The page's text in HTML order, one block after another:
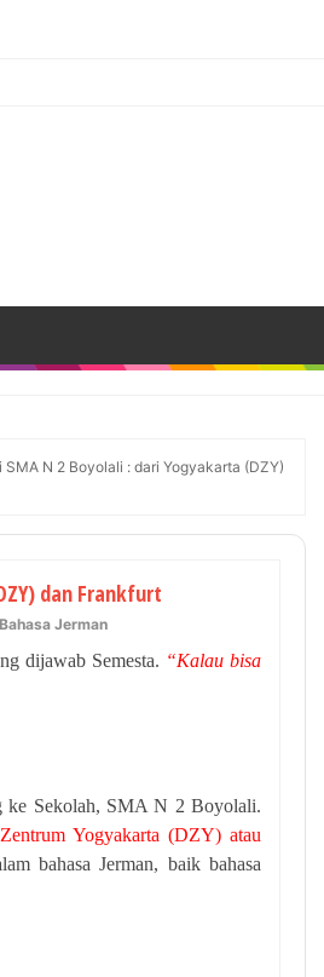
SMA N 2 Boyolali : dari Yogyakarta (DZY)
dan Frankfurt
Jerman
dijawab Semesta. “Kalau bisa
Sekolah, SMA N 2 Boyolali.
Yogyakarta (DZY) atau
bahasa Jerman, baik bahasa